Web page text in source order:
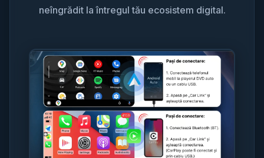
neîngrădit la întregul tău ecosistem digital.